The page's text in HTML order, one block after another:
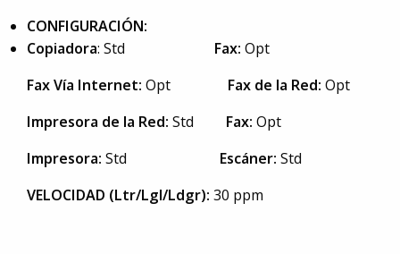
CONFIGURACIÓN:
Copiadora: Std Fax: Opt
Fax Vía Internet: Opt Fax de la Red: Opt
Impresora de la Red: Std Fax: Opt
Impresora: Std Escáner: Std
VELOCIDAD (Ltr/Lgl/Ldgr): 30 ppm